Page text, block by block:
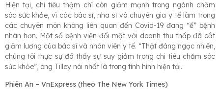
Hiện tại, chi tiêu thậm chí còn giảm mạnh trong ngành chăm
sóc sức khỏe, vì các bác sĩ, nha sĩ và chuyên gia y tế làm trong
các chuyên môn không liên quan đến Covid-19 đang “ế” bệnh
nhân hơn. Một số bệnh viện đối mặt với doanh thu thấp đã cắt
giảm lương của bác sĩ và nhân viên y tế. “Thật đáng ngạc nhiên,
chúng tôi thực sự đã thấy sự suy giảm trong chi tiêu chăm sóc
sức khỏe”, ông Tilley nói nhất là trong tình hình hiện tại.
Phiên An – VnExpress (theo The New York Times)